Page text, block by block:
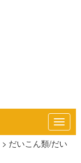
> だいこん類/だい